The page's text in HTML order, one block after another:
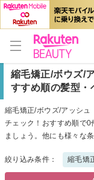
縮毛矯正/ボウズ/
すすめ順の髪型・
縮毛矯正/ボウズ/アッシュ
チェック！おすすめ順で0
ましょう。他にも様々な
絞り込み条件： 縮毛矯